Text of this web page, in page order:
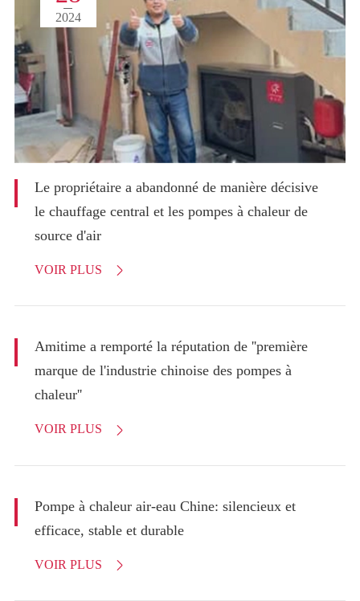
2024
Le propriétaire a abandonné de manière décisive
le chauffage central et les pompes à chaleur de
source d'air
VOIR PLUS 
Amitime a remporté la réputation de ''première
marque de l'industrie chinoise des pompes à
chaleur''
VOIR PLUS 
Pompe à chaleur air-eau Chine: silencieux et
efficace, stable et durable
VOIR PLUS 